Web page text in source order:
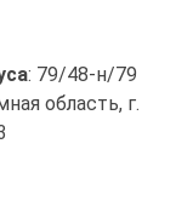
: 79/48-н/79
область, г.